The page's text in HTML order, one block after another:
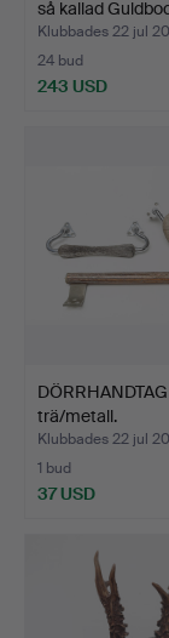
så kallad
Klubbades 22 jul
24 bud
243 USD
trä/metall.
Klubbades 22 jul
1 bud
37 USD